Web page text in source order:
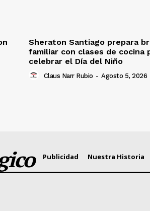
Sheraton Santiago prepara
familiar con clases de cocina
celebrar el Día del Niño
Claus Narr Rubio - Agosto 5, 2026
Publicidad Nuestra Historia